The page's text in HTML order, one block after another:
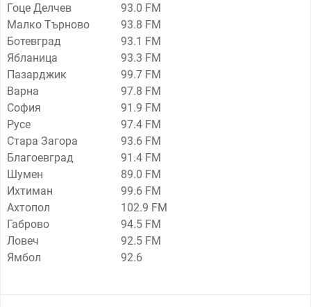
Гоце Делчев
93.0 FM
Малко Търново
93.8 FM
Ботевград
93.1 FM
Ябланица
93.3 FM
Пазарджик
99.7 FM
Варна
97.8 FM
София
91.9 FM
Русе
97.4 FM
Стара Загора
93.6 FM
Благоевград
91.4 FM
Шумен
89.0 FM
Ихтиман
99.6 FM
Ахтопол
102.9 FM
Габрово
94.5 FM
Ловеч
92.5 FM
Ямбол
92.6